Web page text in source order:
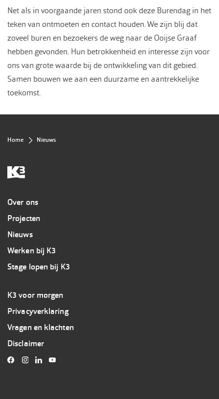
Net als in voorgaande jaren stond ook deze Burendag in het
teken van ontmoeten en contact houden. We zijn blij dat
zoveel buren en bezoekers de weg naar de Ooijse Graaf
hebben gevonden. Hun betrokkenheid en interesse zijn voor
ons van grote waarde bij de ontwikkeling van dit gebied.
Samen bouwen we aan een duurzame en aantrekkelijke
toekomst.
Kruimelpad
Home Nieuws
Overig
Over ons
Projecten
Nieuws
Werken bij K3
Stage lopen bij K3
Footer
3
K3
K3 voor morgen
Privacyverklaring
Vragen en klachten
Disclaimer